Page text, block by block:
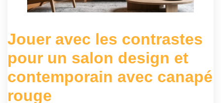
Jouer avec les contrastes
pour un salon design et
contemporain avec canapé
rouge